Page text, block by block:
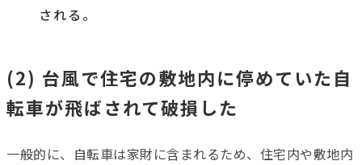
される。
(2) 台風で住宅の敷地内に停めていた自
転車が飛ばされて破損した
一般的に、自転車は家財に含まれるため、住宅内や敷地内